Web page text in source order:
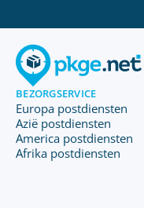
BEZORGSERVICE
Europa postdiensten
Azië postdiensten
America postdiensten
Afrika postdiensten